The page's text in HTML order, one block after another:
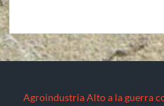
Agroindustria Alto a la guerra